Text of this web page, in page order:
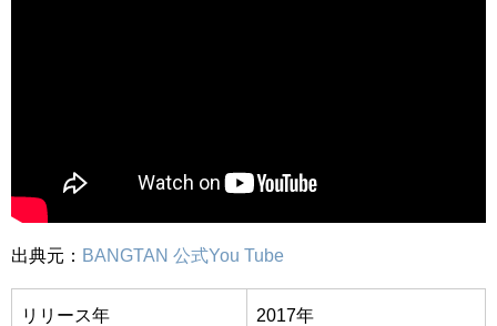
出典元： BANGTAN 公式You Tube
リリース年 2017年